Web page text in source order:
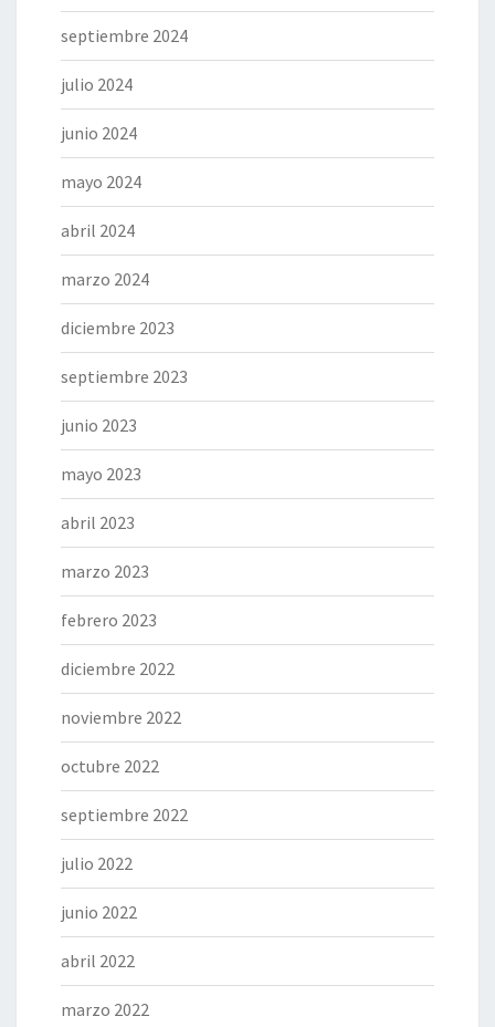
septiembre 2024
julio 2024
junio 2024
mayo 2024
abril 2024
marzo 2024
diciembre 2023
septiembre 2023
junio 2023
mayo 2023
abril 2023
marzo 2023
febrero 2023
diciembre 2022
noviembre 2022
octubre 2022
septiembre 2022
julio 2022
junio 2022
abril 2022
marzo 2022